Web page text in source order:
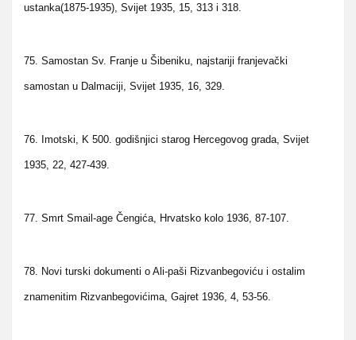
ustanka(1875-1935), Svijet 1935, 15, 313 i 318.
75. Samostan Sv. Franje u Šibeniku, najstariji franjevački
samostan u Dalmaciji, Svijet 1935, 16, 329.
76. Imotski, K 500. godišnjici starog Hercegovog grada, Svijet
1935, 22, 427-439.
77. Smrt Smail-age Čengića, Hrvatsko kolo 1936, 87-107.
78. Novi turski dokumenti o Ali-paši Rizvanbegoviću i ostalim
znamenitim Rizvanbegovićima, Gajret 1936, 4, 53-56.